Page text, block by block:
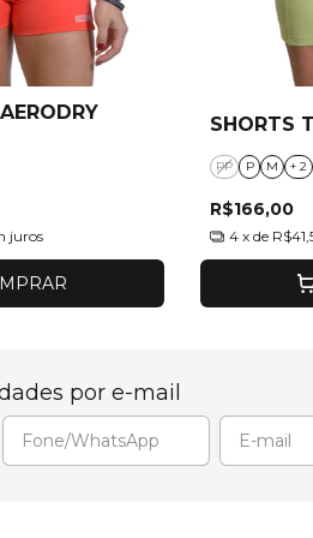
juros
SHORTS
PP P M + 2
R$166,00
4 x de
por e-mail